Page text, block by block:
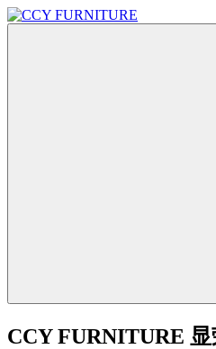
CCY FURNITURE